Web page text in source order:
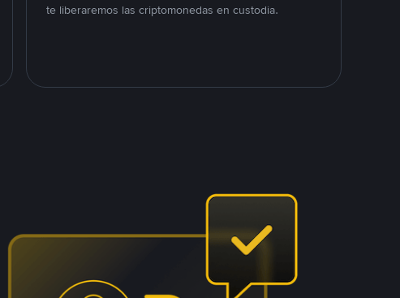
te liberaremos las criptomonedas en custodia.